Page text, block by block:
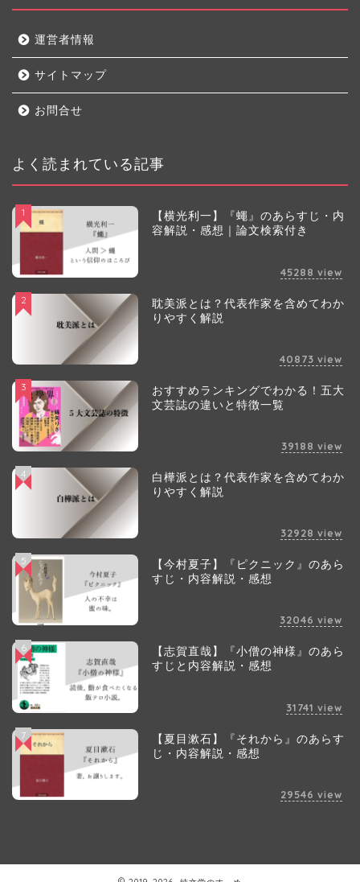
運営者情報
サイトマップ
お問合せ
よく読まれている記事
1
【横光利一】『蠅』のあらすじ・内
容解説・感想｜論文検索付き
45288 view
2
耽美派とは？代表作家を含めてわか
りやすく解説
40873 view
3
おすすめランキングでわかる！五大
文芸誌の違いと特徴一覧
39188 view
4
白樺派とは？代表作家を含めてわか
りやすく解説
32928 view
5
【今村夏子】『ピクニック』のあら
すじ・内容解説・感想
32046 view
6
【志賀直哉】『小僧の神様』のあら
すじと内容解説・感想
31741 view
7
【夏目漱石】『それから』のあらす
じ・内容解説・感想
29546 view